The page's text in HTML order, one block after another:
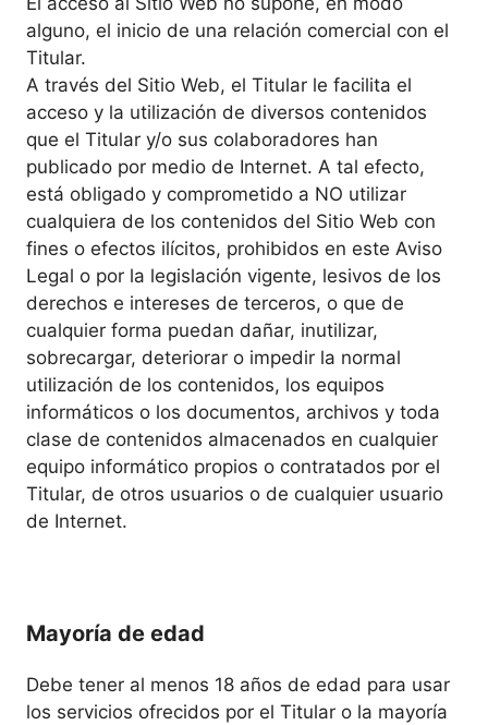
alguno, el inicio de una relación comercial con el
Titular.
A través del Sitio Web, el Titular le facilita el
acceso y la utilización de diversos contenidos
que el Titular y/o sus colaboradores han
publicado por medio de Internet. A tal efecto,
está obligado y comprometido a NO utilizar
cualquiera de los contenidos del Sitio Web con
fines o efectos ilícitos, prohibidos en este Aviso
Legal o por la legislación vigente, lesivos de los
derechos e intereses de terceros, o que de
cualquier forma puedan dañar, inutilizar,
sobrecargar, deteriorar o impedir la normal
utilización de los contenidos, los equipos
informáticos o los documentos, archivos y toda
clase de contenidos almacenados en cualquier
equipo informático propios o contratados por el
Titular, de otros usuarios o de cualquier usuario
de Internet.
Mayoría de edad
Debe tener al menos 18 años de edad para usar
los servicios ofrecidos por el Titular o la mayoría